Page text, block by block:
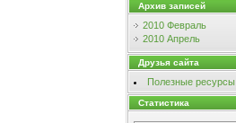
Архив записей
2010 Февраль
2010 Апрель
Друзья сайта
Полезные ресурсы
Статистика